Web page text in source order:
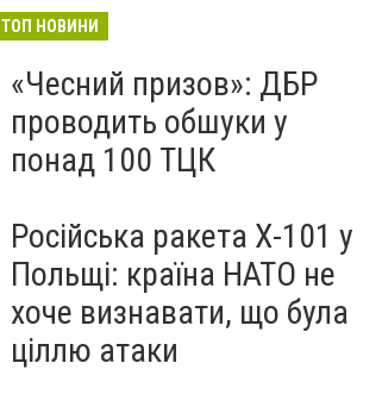
ТОП НОВИНИ
«Чесний призов»: ДБР
проводить обшуки у
понад 100 ТЦК
Російська ракета Х-101 у
Польщі: країна НАТО не
хоче визнавати, що була
ціллю атаки